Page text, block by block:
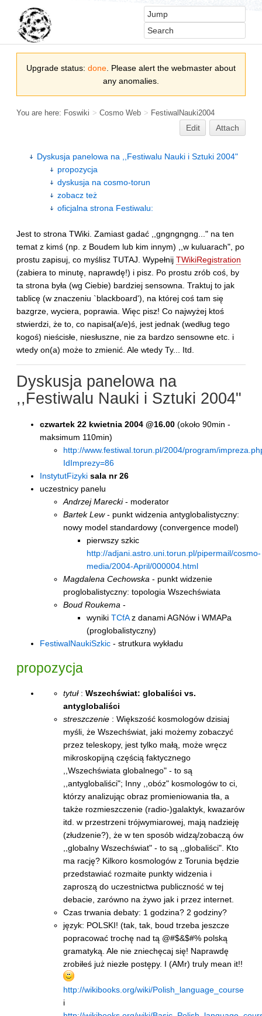
Upgrade status: done . Please alert the webmaster about
any anomalies.
You are here: Foswiki > Cosmo Web > FestiwalNauki2004
Edit Attach
Dyskusja panelowa na ,,Festiwalu Nauki i Sztuki 2004"
propozycja
dyskusja na cosmo-torun
zobacz też
oficjalna strona Festiwalu:
Jest to strona TWiki. Zamiast gadać ,,gngngngng..." na ten
temat z kimś (np. z Boudem lub kim innym) ,,w kuluarach", po
prostu zapisuj, co myślisz TUTAJ. Wypełnij TWikiRegistration
(zabiera to minutę, naprawdę!) i pisz. Po prostu zrób coś, by
ta strona była (wg Ciebie) bardziej sensowna. Traktuj to jak
tablicę (w znaczeniu `blackboard'), na której coś tam się
bazgrze, wyciera, poprawia. Więc pisz! Co najwyżej ktoś
stwierdzi, że to, co napisał(a/e)ś, jest jednak (według tego
kogoś) nieścisłe, niesłuszne, nie za bardzo sensowne etc. i
wtedy on(a) może to zmienić. Ale wtedy Ty... Itd.
Dyskusja panelowa na
,,Festiwalu Nauki i Sztuki 2004"
czwartek 22 kwietnia 2004 @16.00 (około 90min -
maksimum 110min)
http://www.festiwal.torun.pl/2004/program/
IdImprezy=86
InstytutFizyki sala nr 26
uczestnicy panelu
Andrzej Marecki- moderator
Bartek Lew- punkt widzenia antyglobalistyczny:
nowy model standardowy (convergence model)
pierwszy szkic
http://adjani.astro.uni.torun.pl/pipermail/cosmo-
media/2004-April/000004.html
Magdalena Cechowska - punkt widzenie
proglobalistyczny: topologia Wszechświata
Boud Roukema -
wyniki TCfAz danami AGNów i WMAPa
(proglobalistyczny)
FestiwalNaukiSzkic - strutkura wykładu
propozycja
tytuł: Wszechświat: globaliści vs.
antyglobaliści
streszczenie : Większość kosmologów dzisiaj
myśli, że Wszechświat, jaki możemy zobaczyć
przez teleskopy, jest tylko małą, może wręcz
mikroskopijną częścią faktycznego
,,Wszechświata globalnego" - to są
,,antyglobaliści"; Inny ,,obóz" kosmologów to ci,
którzy analizując obraz promieniowania tła, a
także rozmieszczenie (radio-)galaktyk, kwazarów
itd. w przestrzeni trójwymiarowej, mają nadzieję
(złudzenie?), że w ten sposób widzą/zobaczą ów
,,globalny Wszechświat" - to są ,,globaliści". Kto
ma rację? Kilkoro kosmologów z Torunia będzie
przedstawiać rozmaite punkty widzenia i
zaproszą do uczestnictwa publiczność w tej
debacie, zarówno na żywo jak i przez internet.
Czas trwania debaty: 1 godzina? 2 godziny?
język: POLSKI! (tak, tak, boud trzeba jeszcze
popracować trochę nad tą @#$&$#% polską
gramatyką. Ale nie zniechęcaj się! Naprawdę
zrobiłeś już niezłe postępy. I (AMr) truly mean it!!
http://wikibooks.org/wiki/Polish_language_course
i